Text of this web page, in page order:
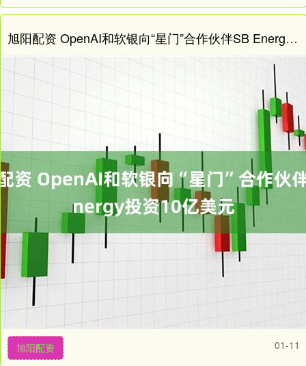
旭阳配资 OpenAI和软银向“星门”合作伙伴SB Energy投资10亿美元
旭阳配资 01-11